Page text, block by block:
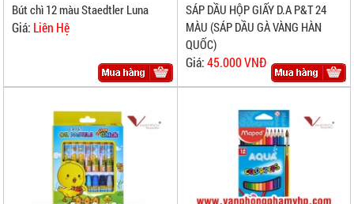
Bút chì 12 màu Staedtler Luna
Giá: Liên Hệ
SÁP DẦU HỘP GIẤY D.A P&T 24
MÀU (SÁP DẦU GÀ VÀNG HÀN
QUỐC)
Giá:45.000 VNĐ